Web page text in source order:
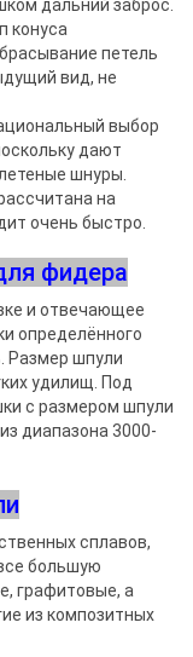
дальний заброс.
конуса
петель
вид, не
выбор
дают
шнуры.
на
очень быстро.
фидера
и отвечающее
определённого
Размер шпули
удилищ. Под
с размером шпули
диапазона 3000-
сплавов,
большую
графитовые, а
из композитных